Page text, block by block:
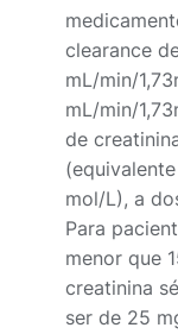
clearance
mL/min/
mL/min/
de
mol/L), a
Para
menor que
creatinina
ser de 25